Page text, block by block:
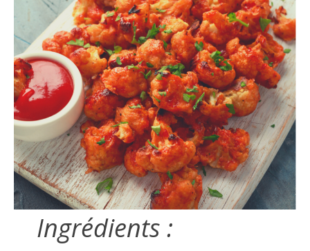
Ingrédients :